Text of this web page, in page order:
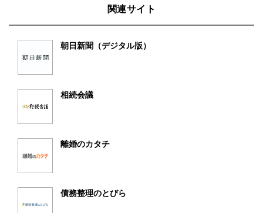
関連サイト
朝日新聞（デジタル版）
相続会議
離婚のカタチ
債務整理のとびら